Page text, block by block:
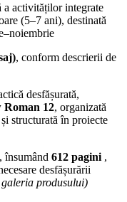
a activităților integrate
(5–7 ani), destinată
, conform descrierii de
desfășurată,
Roman 12, organizată
structurată în proiecte
, însumând 612 pagini ,
desfășurării
galeria produsului)